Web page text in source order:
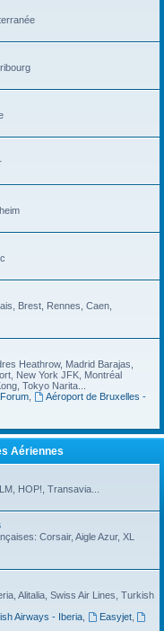
Brest, Rennes, Caen,
Heathrow, Madrid Barajas,
New York JFK, Montréal
Tokyo Narita...
,
Aéroport de Bruxelles -
Aériennes
HOP!, Transavia...
Corsair, Aigle Azur, XL
Alitalia, Swiss Air Lines, Turkish
Airways - Iberia, Easyjet,